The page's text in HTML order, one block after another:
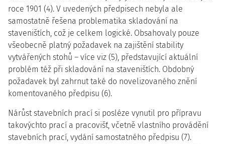
roce 1901 (4). V uvedených předpisech nebyla ale
samostatně řešena problematika skladování na
staveništích, což je celkem logické. Obsahovaly pouze
všeobecně platný požadavek na zajištění stability
vytvářených stohů – více viz (5), představující aktuální
problém též při skladování na staveništích. Obdobný
požadavek byl zahrnut také do novelizovaného znění
komentovaného předpisu (6).
Nárůst stavebních prací si posléze vynutil pro přípravu
takovýchto prací a pracovišť, včetně vlastního provádění
stavebních prací, vydání samostatného předpisu (7).